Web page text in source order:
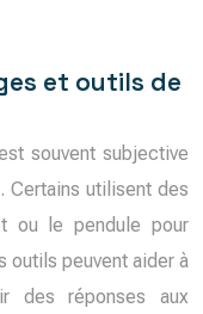
et outils de
souvent subjective
Certains utilisent des
ou le pendule pour
outils peuvent aider à
des réponses aux